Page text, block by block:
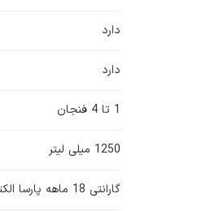
دارد
دارد
1 تا 4 فنجان
1250 میلی لیتر
گارانتی 18 ماهه پارسا الکترونیک